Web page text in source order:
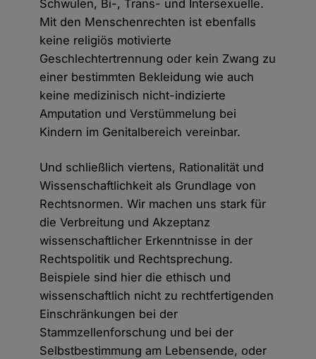
Schwulen, Bi-, Trans- und Intersexuelle.
Mit den Menschenrechten ist ebenfalls
keine religiös motivierte
Geschlechtertrennung oder kein Zwang zu
einer bestimmten Bekleidung wie auch
keine medizinisch nicht-indizierte
Amputation und Verstümmelung bei
Kindern im Genitalbereich vereinbar.
Und schließlich viertens, Rationalität und
Wissenschaftlichkeit als Grundlage von
Rechtsnormen. Wir machen uns stark für
die Verbreitung und Akzeptanz
wissenschaftlicher Erkenntnisse in der
Rechtspolitik und Rechtsprechung.
Beispiele sind hier die ethisch und
wissenschaftlich nicht zu rechtfertigenden
Einschränkungen bei der
Stammzellenforschung und bei der
Selbstbestimmung am Lebensende, oder